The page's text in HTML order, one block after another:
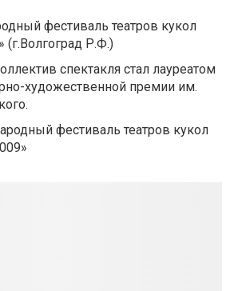
фестиваль театров кукол
(г.Волгоград Р.Ф.)
спектакля стал лауреатом
художественной премии им.
фестиваль театров кукол